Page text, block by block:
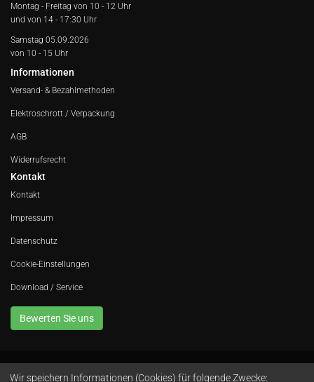
Montag - Freitag von 10 - 12 Uhr
und von 14 - 17:30 Uhr
Samstag 05.09.2026
von 10 - 15 Uhr
Informationen
Versand- & Bezahlmethoden
Elektroschrott / Verpackung
AGB
Widerrufsrecht
Kontakt
Kontakt
Impressum
Datenschutz
Cookie-Einstellungen
Download / Service
Bewerten Sie uns
Wir speichern Informationen (Cookies) für folgende Zwecke: